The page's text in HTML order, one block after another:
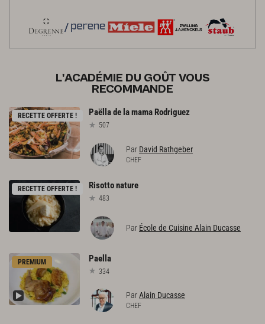
L'ACADÉMIE DU GOÛT VOUS
RECOMMANDE
RECETTE OFFERTE ! Paëllade lamama Rodriguez
507
Par David Rathgeber
CHEF
RECETTE OFFERTE ! Risottonature
483
Par École de Cuisine Alain Ducasse
PREMIUM Paella
334
ParAlain Ducasse
CHEF